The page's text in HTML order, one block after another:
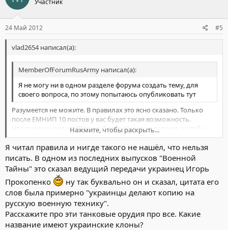
24 Май 2012 #5
vlad2654 написал(а):
MemberOfForumRusArmy написал(а):
Я не могу ни в одном разделе форума создать тему, для
своего вопроса, по этому попытаюсь опубликовать тут
Нажмите, чтобы раскрыть...
Разумеется не можите. В правилах это ясно сказано. Только
после ЕМНИП 10 постов у вас будет такая возможность.
Что там говорили в "Военной тайне" мне не ведомо, хотя бы
перечислите, что там упоминалась. Но навскидку можно
сказать, что это автомат, созданный на базе АК, правда по схеме
"булпап". Возможно речь шла еще об танковых орудиях, но так
говорить очень сложно
Нажмите, чтобы раскрыть...
Я читал правила и нигде такого не нашёл, что нельзя
писать. В одном из последних выпусков "Военной
Тайны" это сказал ведущий передачи украинец Игорь
Прокопенко
ну так буквально он и сказал, цитата его
слов была примерно "украинцы делают копию на
русскую военную технику".
Расскажите про эти танковые орудия про все. Какие
название имеют украинские клоны?